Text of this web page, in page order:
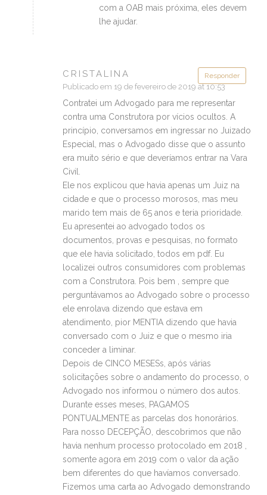
com a OAB mais próxima, eles devem
lhe ajudar.
Responder
CRISTALINA
Publicado em 19 de fevereiro de 2019 at 10:53
Contratei um Advogado para me representar
contra uma Construtora por vícios ocultos. A
princípio, conversamos em ingressar no Juizado
Especial, mas o Advogado disse que o assunto
era muito sério e que deveríamos entrar na Vara
Civil.
Ele nos explicou que havia apenas um Juiz na
cidade e que o processo morosos, mas meu
marido tem mais de 65 anos e teria prioridade.
Eu apresentei ao advogado todos os
documentos, provas e pesquisas, no formato
que ele havia solicitado, todos em pdf. Eu
localizei outros consumidores com problemas
com a Construtora. Pois bem , sempre que
perguntávamos ao Advogado sobre o processo
ele enrolava dizendo que estava em
atendimento, pior MENTIA dizendo que havia
conversado com o Juiz e que o mesmo iria
conceder a liminar.
Depois de CINCO MESESs, após várias
solicitações sobre o andamento do processo, o
Advogado nos informou o número dos autos.
Durante esses meses, PAGAMOS
PONTUALMENTE as parcelas dos honorários.
Para nosso DECEPÇÃO, descobrimos que não
havia nenhum processo protocolado em 2018 ,
somente agora em 2019 com o valor da ação
bem diferentes do que havíamos conversado.
Fizemos uma carta ao Advogado demonstrando